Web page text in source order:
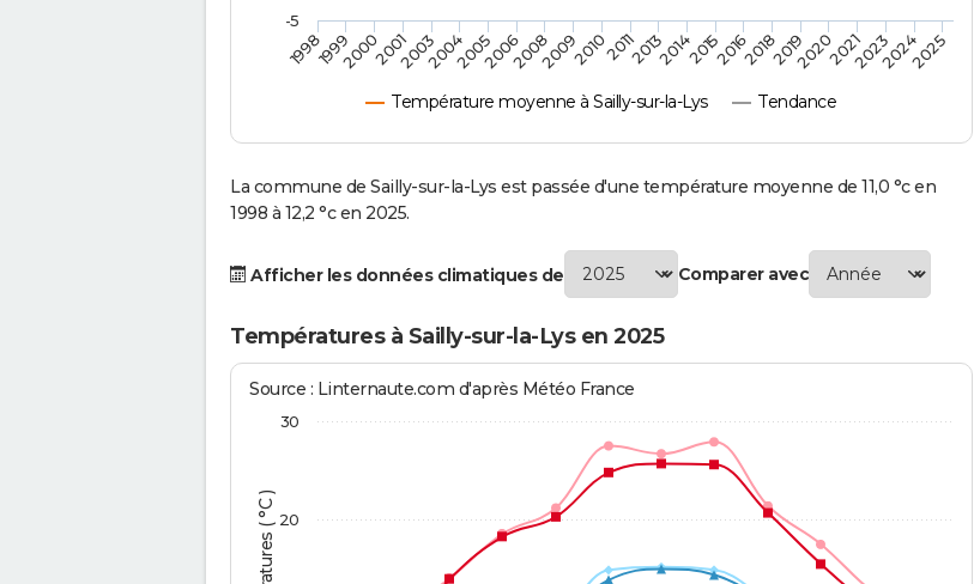
Température moyenne à Sailly-sur-la-Lys Tendance
1998 2014
199920002001200320042005200620082009201020112013 201520162018201920202021202320242025
-5
La commune de Sailly-sur-la-Lys est passée d'une température moyenne de 11,0 °c en
1998 à 12,2 °c en 2025.
Afficher les données climatiques de Comparer avec
Températures à Sailly-sur-la-Lys en 2025
Source : Linternaute.com d'après Météo France
20
30